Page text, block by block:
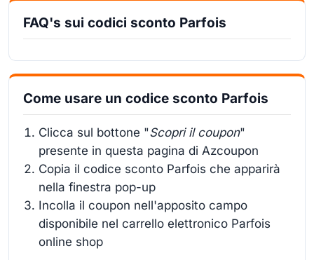
FAQ's sui codici sconto Parfois
Come usare un codice sconto Parfois
Clicca sul bottone "Scopri il coupon"
presente in questa pagina di Azcoupon
Copia il codice sconto Parfois che apparirà
nella finestra pop-up
Incolla il coupon nell'apposito campo
disponibile nel carrello elettronico Parfois
online shop